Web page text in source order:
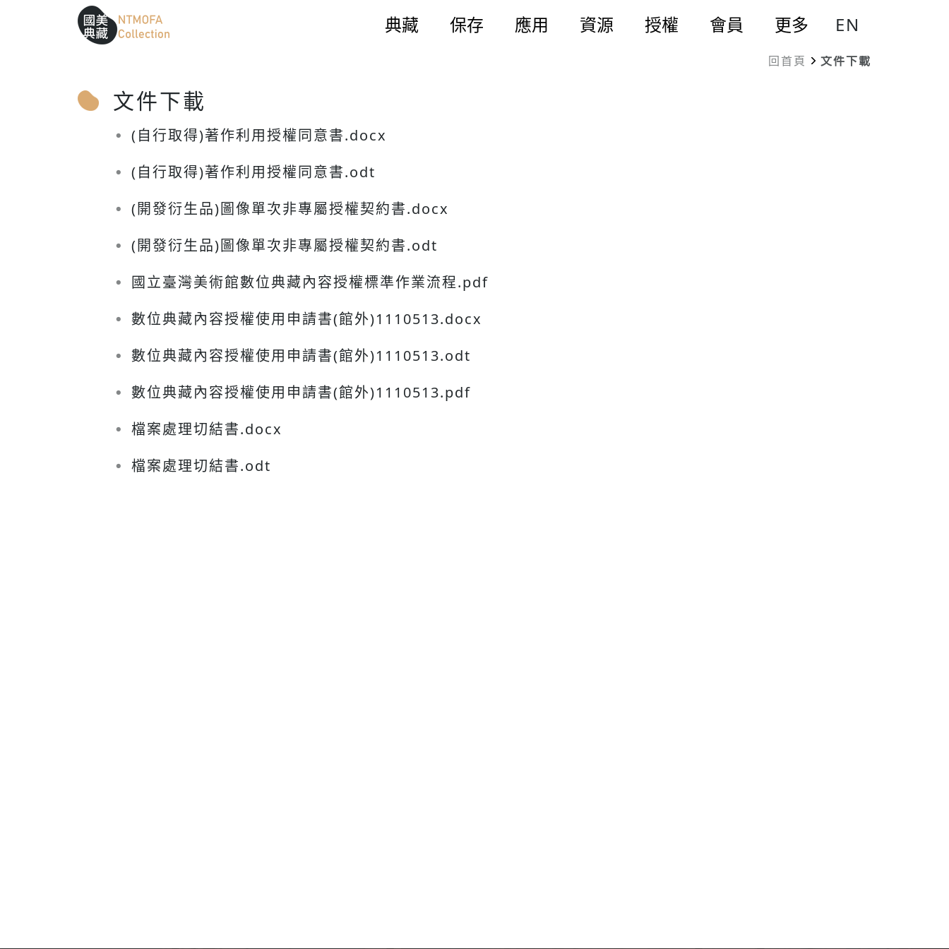
跳到中間主要內容區
網站導覽
::: 典藏 保存 應用 資源 授權 會員 更多 EN
回首頁 文件下載
文件下載
● (自行取得)著作利用授權同意書.docx
● (自行取得)著作利用授權同意書.odt
● (開發衍生品)圖像單次非專屬授權契約書.docx
● (開發衍生品)圖像單次非專屬授權契約書.odt
● 國立臺灣美術館數位典藏內容授權標準作業流程.pdf
● 數位典藏內容授權使用申請書(館外)1110513.docx
● 數位典藏內容授權使用申請書(館外)1110513.odt
● 數位典藏內容授權使用申請書(館外)1110513.pdf
● 檔案處理切結書.docx
● 檔案處理切結書.odt